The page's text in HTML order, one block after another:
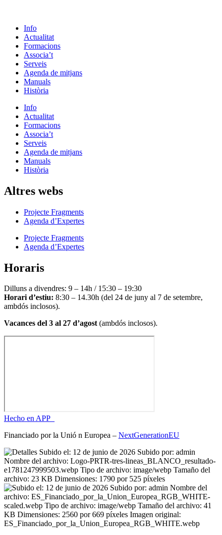
Info
Actualitat
Formacions
Associa’t
Serveis
Agenda de mitjans
Manuals
Història
Info
Actualitat
Formacions
Associa’t
Serveis
Agenda de mitjans
Manuals
Història
Altres webs
Projecte Fragments
Agenda d’Expertes
Projecte Fragments
Agenda d’Expertes
Horaris
Dilluns a divendres: 9 – 14h / 15:30 – 19:30
Horari d’estiu: 8:30 – 14.30h (del 24 de juny al 7 de setembre,
ambdós inclosos).
Vacances del 3 al 27 d’agost(ambdós inclosos).
Hecho en APP_
Financiado por la Unió n Europea – NextGenerationEU